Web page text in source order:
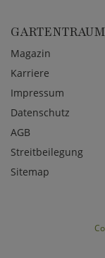
Magazin
Karriere
Impressum
Datenschutz
AGB
Streitbeilegung
Sitemap